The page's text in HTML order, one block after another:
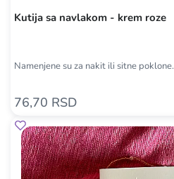
Kutija sa navlakom - krem roze
Namenjene su za nakit ili sitne poklone.
76,70 RSD